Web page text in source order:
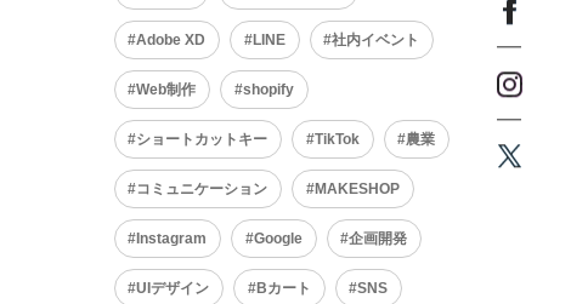
Adobe XD LINE 社内イベント
Web制作 shopify
ショートカットキー TikTok 農業
コミュニケーション MAKESHOP
Instagram Google 企画開発
UIデザイン Bカート SNS